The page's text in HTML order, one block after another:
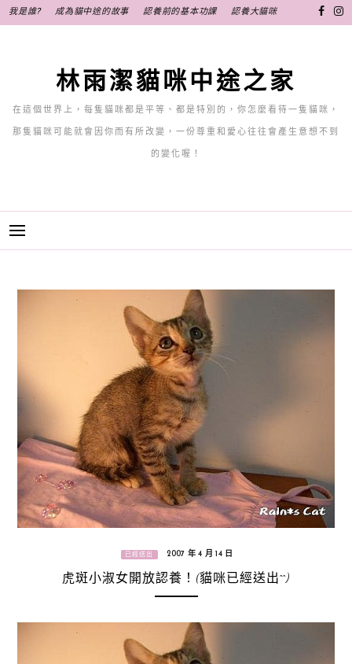
至
我是誰? 成為貓中途的故事 認養前的基本功課 認養大貓咪
林雨潔貓咪中途之家
在這個世界上，每隻貓咪都是平等、都是特別的，你怎麼看待一隻貓咪，
那隻貓咪可能就會因你而有所改變，一份尊重和愛心往往會產生意想不到
的變化喔！
已經送出 2007 年 4 月 14 日
虎斑小淑女開放認養！(貓咪已經送出^^)